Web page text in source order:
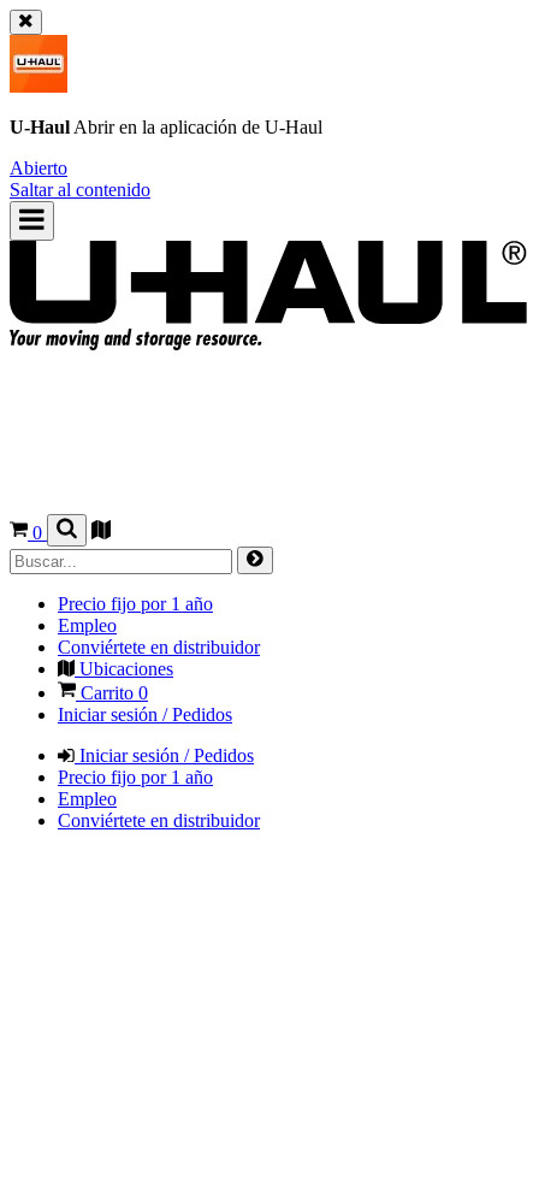
U-Haul Abrir en la aplicación de U-Haul
Abierto
Saltar al contenido
0
Precio fijo por 1 año
Empleo
Conviértete en distribuidor
Ubicaciones
Carrito 0
Iniciar sesión / Pedidos
Iniciar sesión / Pedidos
Precio fijo por 1 año
Empleo
Conviértete en distribuidor